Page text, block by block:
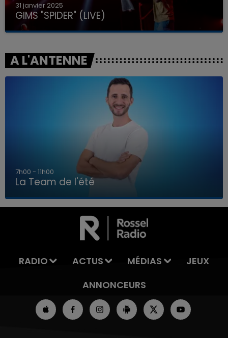
LA TEAM DE L'ÉTÉ
31 janvier 2025
GIMS "SPIDER" (LIVE)
A L'ANTENNE
7h00 - 11h00
La Team de l'été
RADIO ACTUS MÉDIAS
JEUX
ANNONCEURS